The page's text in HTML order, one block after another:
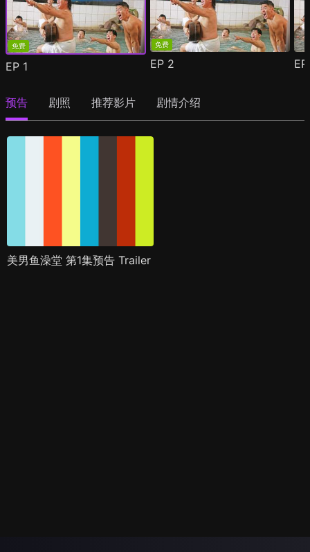
免费
EP 1
免费
EP 2
预告 剧照 推荐影片 剧情介绍
美男鱼澡堂 第1集预告 Trailer